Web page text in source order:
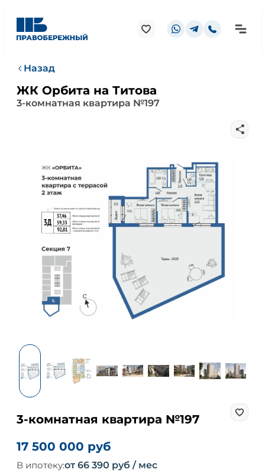
Назад
ЖК Орбита на Титова
3-комнатная квартира №197
3-комнатная квартира №197
17 500 000 руб
В ипотеку:от 66 390 руб / мес